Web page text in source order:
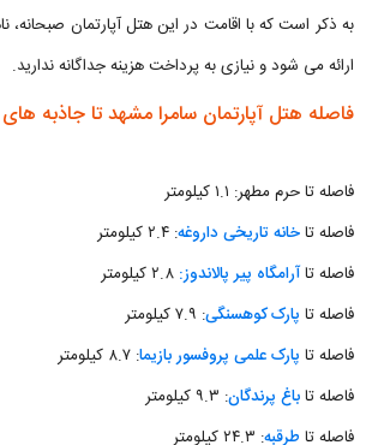
به ذکر است که با اقامت در این هتل آپارتمان صبحانه،
ارائه می شود و نیازی به پرداخت هزینه جداگانه ندارید.
فاصله هتل آپارتمان سامرا مشهد تا جاذبه
فاصله تا حرم مطهر: ۱.۱ کیلومتر
فاصله تاخانه تاریخی داروغه: ۲.۴ کیلومتر
فاصله تاآرامگاه پیر پالاندوز:
فاصله تا پارک کوهسنگی: ۷.۹ کیلومتر
فاصله تا پارک علمی پروفسور بازیما: ۸.۷ کیلومتر
فاصله تاباغ پرندگان: ۹.۳ کیلومتر
فاصله تا طرقبه: ۲۴.۳ کیلومتر